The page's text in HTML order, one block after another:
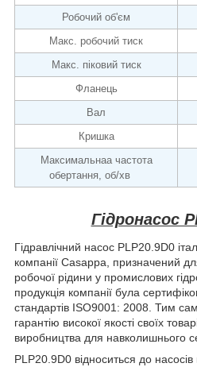
Робочий об'єм
Макс. робочий тиск
Макс. піковий тиск
Фланець
Вал
Кришка
Максимальнаа частота
обертання, об/хв
Гідронасос
Гідравлічний насос PLP20.9D0
компанії Casappa, призначений
робочої рідини у промислових
продукція компанії була
стандартів ISO9001: 2008. Тим
гарантію високої якості своїх
виробництва для навколишнього
PLP20.9D0 відноситься до